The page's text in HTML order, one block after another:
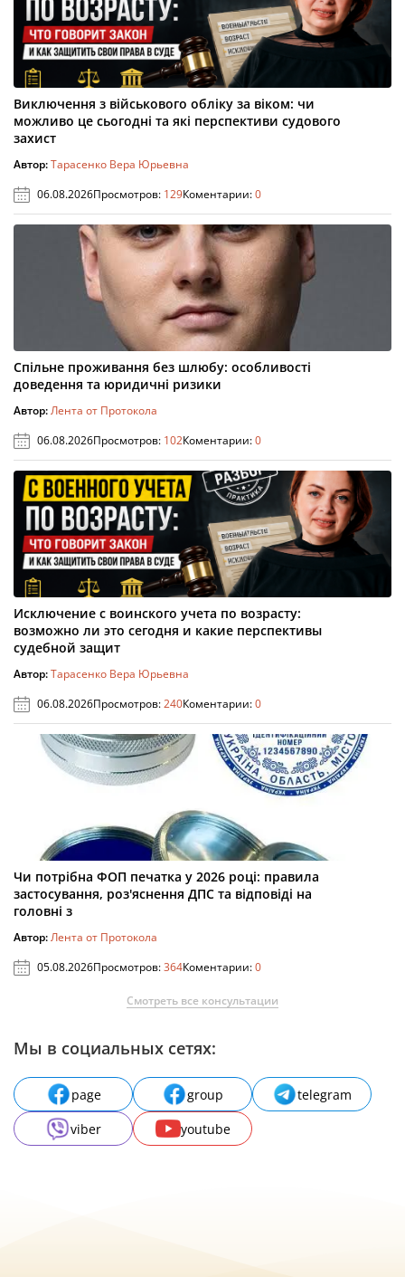
Виключення з військового обліку за віком: чи
можливо це сьогодні та які перспективи судового
захист
Автор:Тарасенко Вера Юрьевна
06.08.2026Просмотров: 129Коментарии:0
Спільне проживання без шлюбу: особливості
доведення та юридичні ризики
Автор:Лента от Протокола
06.08.2026Просмотров: 102Коментарии:0
Исключение с воинского учета по возрасту:
возможно ли это сегодня и какие перспективы
судебной защит
Автор:Тарасенко Вера Юрьевна
06.08.2026Просмотров:240Коментарии:0
Чи потрібна ФОП печатка у 2026 році: правила
застосування, роз'яснення ДПС та відповіді на
головні з
Автор:Лента от Протокола
05.08.2026Просмотров:364Коментарии:0
Смотреть все консультации
Мы в социальных сетях:
page group
telegram
viber
youtube